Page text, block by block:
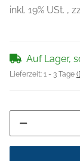
inkl. 19% USt. ,
Auf Lager,
Lieferzeit: 1 - 3 Tage